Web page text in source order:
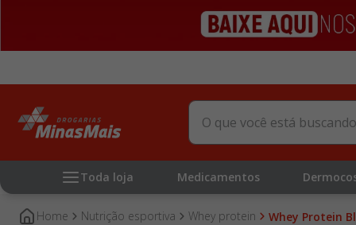
O que você está buscando?
Toda loja Medicamentos
nutrição esportiva whey protein Whey Protein